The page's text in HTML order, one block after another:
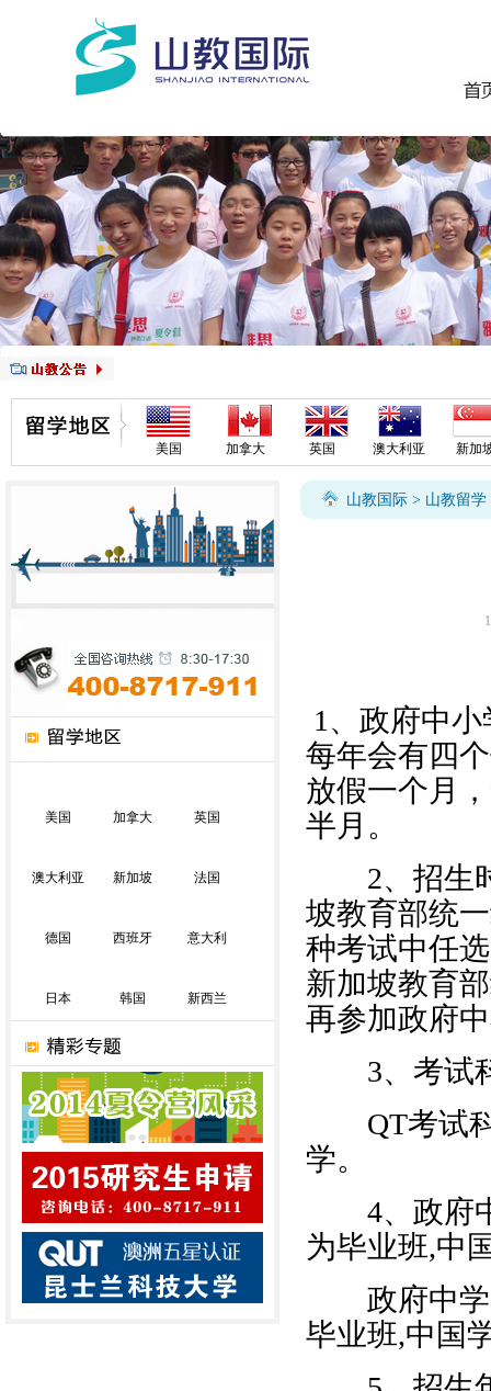
美国 加拿大 英国 澳大利亚 新加
美国 加拿大 英国
澳大利亚 新加坡 法国
德国 西班牙 意大利
日本 韩国 新西兰
山教国际 > 山教留学
1、政府中
每年会有四
放假一个月
半月。
2、招生时
坡教育部统
种考试中任
新加坡教育
再参加政府
3、考试科
QT考试科
学。
4、政府中
为毕业班,中
政府中学
毕业班,中国